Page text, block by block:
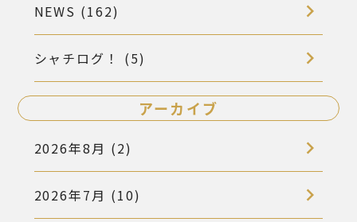
NEWS (162)
シャチログ！ (5)
アーカイブ
2026年8月 (2)
2026年7月 (10)